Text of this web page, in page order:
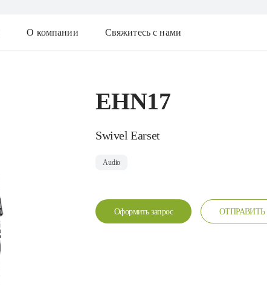
О компании Свяжитесь с нами
EHN17
Swivel Earset
Audio
Оформить запрос